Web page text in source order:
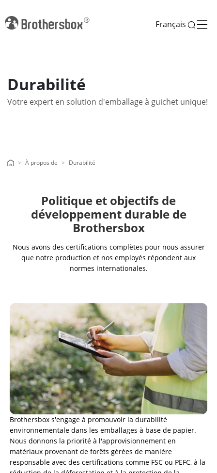
Français
Durabilité
Votre expert en solution d'emballage à guichet unique!
À propos de Durabilité
Politique et objectifs de
développement durable de
Brothersbox
Nous avons des certifications complètes pour nous assurer
que notre production et nos employés répondent aux
normes internationales.
Brothersbox s'engage à promouvoir la durabilité
environnementale dans les emballages à base de papier.
Nous donnons la priorité à l'approvisionnement en
matériaux provenant de forêts gérées de manière
responsable avec des certifications comme FSC ou PEFC, à la